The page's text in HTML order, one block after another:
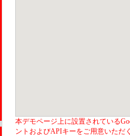
本デモページ上に設置されている
ントおよびAPIキーをご用意いただ